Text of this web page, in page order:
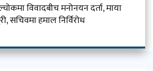
विवादबीच मनोनयन दर्ता, माया
सचिवमा हमाल निर्विरोध